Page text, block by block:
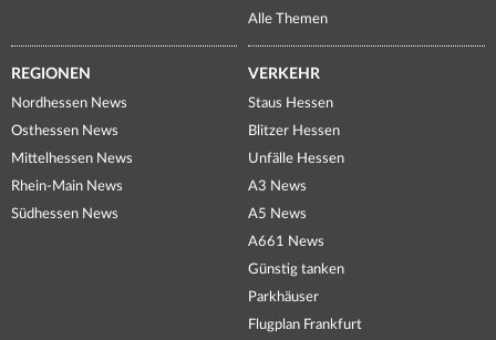
Alle Themen
REGIONEN
Nordhessen News
Osthessen News
Mittelhessen News
Rhein-Main News
Südhessen News
VERKEHR
Staus Hessen
Blitzer Hessen
Unfälle Hessen
A3 News
A5 News
A661 News
Günstig tanken
Parkhäuser
Flugplan Frankfurt